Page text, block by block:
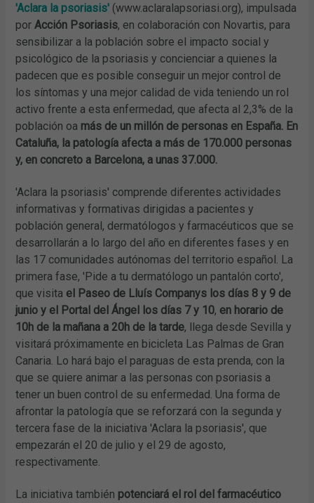
'Aclara la psoriasis' (www.aclaralapsoriasi.org), impulsada
porAcción Psoriasis, en colaboración con Novartis, para
sensibilizar a la población sobre el impacto social y
psicológico de la psoriasis y concienciar a quienes la
padecen que es posible conseguir un mejor control de
los síntomas y una mejor calidad de vida teniendo un rol
activo frente a esta enfermedad, que afecta al 2,3% de la
población oa más de un millón de personas en España. En
Cataluña, la patología afecta a más de 170.000 personas
y, en concreto a Barcelona, a unas 37.000.
'Aclara la psoriasis' comprende diferentes actividades
informativas y formativas dirigidas a pacientes y
población general, dermatólogos y farmacéuticos que se
desarrollarán a lo largo del año en diferentes fases y en
las 17 comunidades autónomas del territorio español. La
primera fase, 'Pide a tu dermatólogo un pantalón corto',
que visita el Paseo de Lluís Companys los días 8 y 9 de
junio y el Portal del Ángel los días 7 y 10, en horario de
10h de la mañana a 20h de la tarde, llega desde Sevilla y
visitará próximamente en bicicleta Las Palmas de Gran
Canaria. Lo hará bajo el paraguas de esta prenda, con la
que se quiere animar a las personas con psoriasis a
tener un buen control de su enfermedad. Una forma de
afrontar la patología que se reforzará con la segunda y
tercera fase de la iniciativa 'Aclara la psoriasis', que
empezarán el 20 de julio y el 29 de agosto,
respectivamente.
La iniciativa también potenciará el rol del farmacéutico